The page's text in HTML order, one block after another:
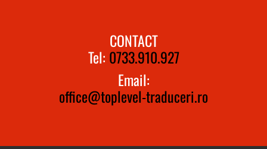
CONTACT
Tel: 0733.910.927
Email:
office@toplevel-traduceri.ro